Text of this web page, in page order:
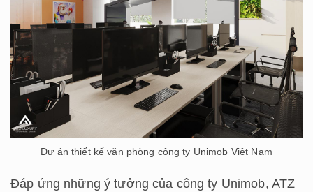
Dự án thiết kế văn phòng công ty Unimob Việt Nam
Đáp ứng những ý tưởng của công ty Unimob, ATZ